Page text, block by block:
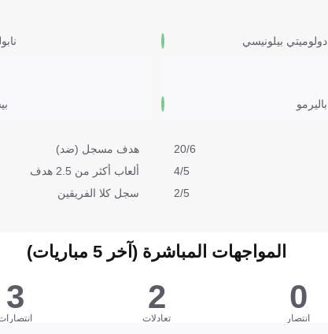
دولوميتي بيلونيسي
باليرمو
20/6
4/5
2/5
هدف مسجل (ضد)
ألعاب أكثر من 2.5 هدف
سجل كلا الفريقين
المواجهات المباشرة (آخر 5 مباريات)
0
انتصار
2
تعادلات
3